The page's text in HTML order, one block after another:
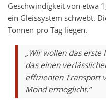
Geschwindigkeit von etwa
ein Gleissystem schwebt.
Tonnen pro Tag liegen.
„Wir wollen das erste
das einen
effizienten Transport
Mond ermöglicht.“